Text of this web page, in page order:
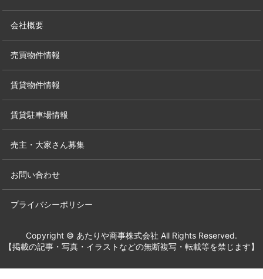
会社概要
売買物件情報
賃貸物件情報
賃貸駐車場情報
売主・大家さん募集
お問い合わせ
プライバシーポリシー
Copyright © あたりや商事株式会社 All Rights Reserved.
【掲載の記事・写真・イラストなどの無断複写・転載等を禁じます】